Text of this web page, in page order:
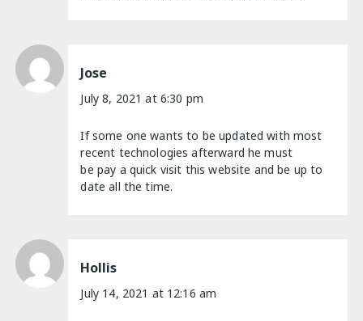
Jose
July 8, 2021 at 6:30 pm
If some one wants to be updated with most
recent technologies afterward he must
be pay a quick visit this website and be up to
date all the time.
Hollis
July 14, 2021 at 12:16 am